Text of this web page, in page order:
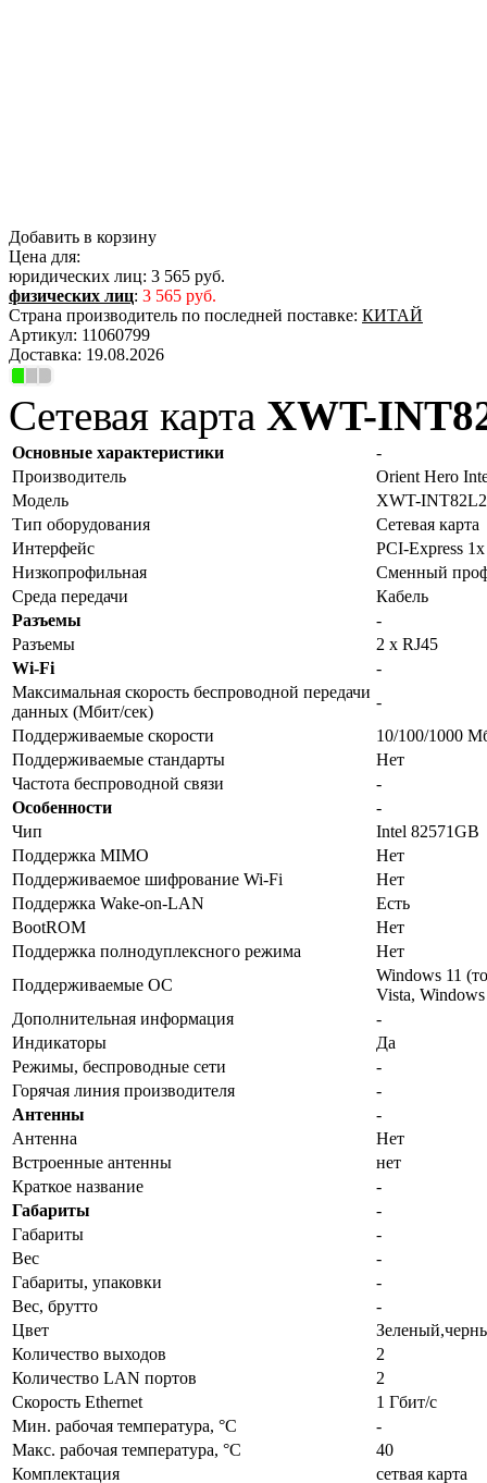
Добавить в корзину
Цена для:
юридических лиц: 3 565 руб.
физических лиц: 3 565 руб.
Страна производитель по последней поставке: КИТАЙ
Артикул: 11060799
Доставка: 19.08.2026
Сетевая карта XWT-
Основные характеристики
-
Производитель
Orient Hero
Модель
XWT-
Тип оборудования
Сетевая карта
Интерфейс
PCI-Express 1x
Низкопрофильная
Сменный
Среда передачи
Кабель
Разъемы
-
Разъемы
2 x RJ45
Wi-Fi
-
Максимальная скорость беспроводной передачи
данных (Мбит/сек)
-
Поддерживаемые скорости
10/100/1000
Поддерживаемые стандарты
Нет
Частота беспроводной связи
-
Особенности
-
Чип
Intel 82571GB
Поддержка MIMO
Нет
Поддерживаемое шифрование Wi-Fi
Нет
Поддержка Wake-on-LAN
Есть
BootROM
Нет
Поддержка полнодуплексного режима
Нет
Поддерживаемые ОС
Windows 11
Vista,
Дополнительная информация
-
Индикаторы
Да
Режимы, беспроводные сети
-
Горячая линия производителя
-
Антенны
-
Антенна
Нет
Встроенные антенны
нет
Краткое название
-
Габариты
-
Габариты
-
Вес
-
Габариты, упаковки
-
Вес, брутто
-
Цвет
Количество выходов
2
Количество LAN портов
2
Скорость Ethernet
1 Гбит/с
Мин. рабочая температура, °С
-
Макс. рабочая температура, °С
40
Комплектация
сетвая карта